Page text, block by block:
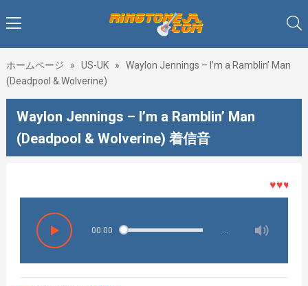
ホームページ » US-UK »
Waylon Jennings – I’m a Ramblin’ Man
(Deadpool & Wolverine)
Waylon Jennings – I’m a Ramblin’ Man
(Deadpool & Wolverine) 着信音
♥♥♥着メ
00:00